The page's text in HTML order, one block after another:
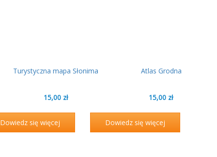
Turystyczna mapa Słonima
15,00 zł
Dowiedz się więcej
Atlas Grodna
15,00 zł
Dowiedz się więcej